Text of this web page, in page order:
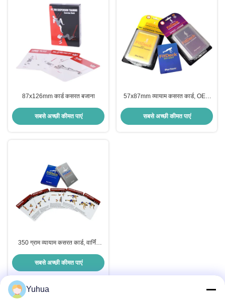
87x126mm कार्ड कसरत बजाना
सबसे अच्छी कीमत पाएं
57x87mm व्यायाम कसरत कार्ड, OEM
सबसे अच्छी कीमत पाएं
350 ग्राम व्यायाम कसरत कार्ड, वार्निंग
सबसे अच्छी कीमत पाएं
Yuhua